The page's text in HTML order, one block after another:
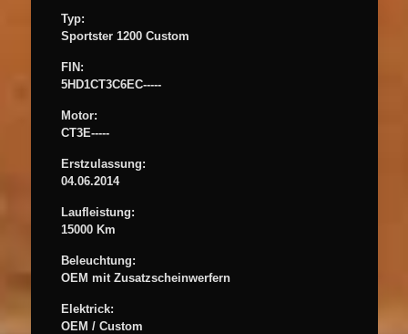
Typ:
Sportster 1200 Custom
FIN:
5HD1CT3C6EC-----
Motor:
CT3E-----
Erstzulassung:
04.06.2014
Laufleistung:
15000 Km
Beleuchtung:
OEM mit Zusatzscheinwerfern
Elektrick:
OEM / Custom